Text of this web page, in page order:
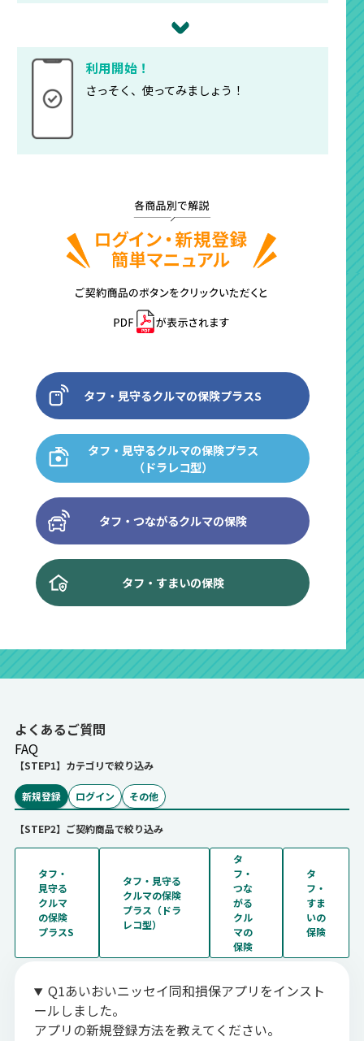
利用開始！
さっそく、使ってみましょう！
タフ・見守るクルマの保険プラスS
タフ・見守るクルマの保険プラス
（ドラレコ型）
タフ・つながるクルマの保険
タフ・すまいの保険
よくあるご質問
FAQ
【STEP1】カテゴリで絞り込み
新規登録 ログイン その他
【STEP2】ご契約商品で絞り込み
タフ・
見守る
クルマ
の保険
プラスS
タフ・見守る
クルマの保険
プラス（ドラ
レコ型）
タ
フ・
つな
がる
クル
マの
保険
タ
フ・
すま
いの
保険
Q1あいおいニッセイ同和損保アプリをインスト
ールしました。
アプリの新規登録方法を教えてください。